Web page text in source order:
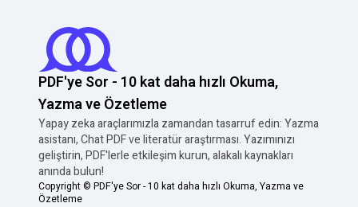
PDF'ye Sor - 10 kat daha hızlı Okuma,
Yazma ve Özetleme
Yapay zeka araçlarımızla zamandan tasarruf edin: Yazma
asistanı, Chat PDF ve literatür araştırması. Yazımınızı
geliştirin, PDF'lerle etkileşim kurun, alakalı kaynakları
anında bulun!
Copyright © PDF'ye Sor - 10 kat daha hızlı Okuma, Yazma ve
Özetleme